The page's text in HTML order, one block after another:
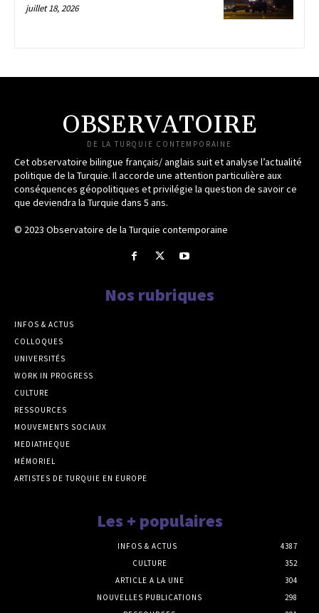
juillet 18, 2026
OBSERVATOIRE
DE LA TURQUIE CONTEMPORAINE
Cet observatoire bilingue français/ anglais suit et analyse l’actualité
politique de la Turquie. Il accorde une attention particulière aux
conséquences géopolitiques et privilégie la question de savoir ce
que deviendra la Turquie dans 5 ans.
© 2023 Observatoire de la Turquie contemporaine
Nos rubriques
INFOS & ACTUS
COLLOQUES
UNIVERSITÉS
WORK IN PROGRESS
CULTURE
RESSOURCES
MOUVEMENTS SOCIAUX
MEDIATHEQUE
MÉMORIEL
ARTISTES DE TURQUIE EN EUROPE
Les + populaires
INFOS & ACTUS
4387
CULTURE
352
ARTICLE A LA UNE
304
NOUVELLES PUBLICATIONS
298